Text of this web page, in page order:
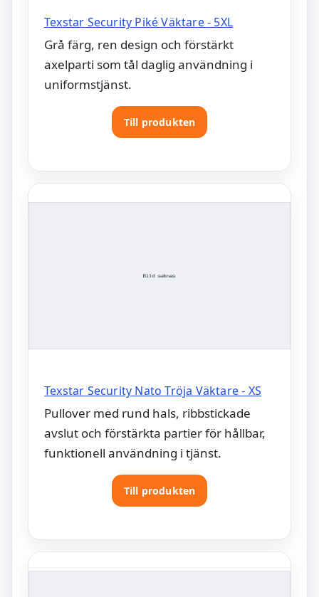
Texstar Security Piké Väktare - 5XL
Grå färg, ren design och förstärkt
axelparti som tål daglig användning i
uniformstjänst.
Till produkten
Texstar Security Nato Tröja Väktare - XS
Pullover med rund hals, ribbstickade
avslut och förstärkta partier för hållbar,
funktionell användning i tjänst.
Till produkten